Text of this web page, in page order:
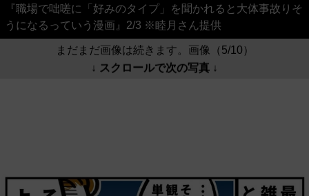
『職場で咄嗟に「好みのタイプ」を聞かれると大体事故りそ
うになるっていう漫画』2/3 ※睦月さん提供
まだまだ画像は続きます。画像（5/10）
↓ スクロールで次の写真 ↓